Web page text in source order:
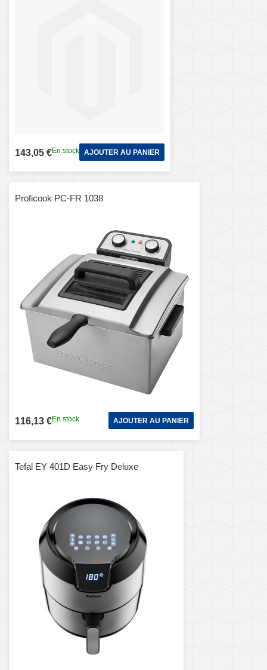
143,05 €En stock AJOUTER AU PANIER
Proficook PC-FR 1038
116,13 €En stock AJOUTER AU PANIER
Tefal EY 401D Easy Fry Deluxe